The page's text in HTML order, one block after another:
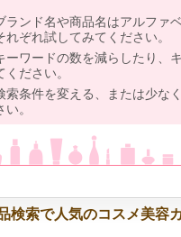
ランド名や商品名はアルファ
れぞれ試してみてください。
ーワードの数を減らしたり、
ください。
索条件を変える、または少な
い。
検索で人気のコスメ美容